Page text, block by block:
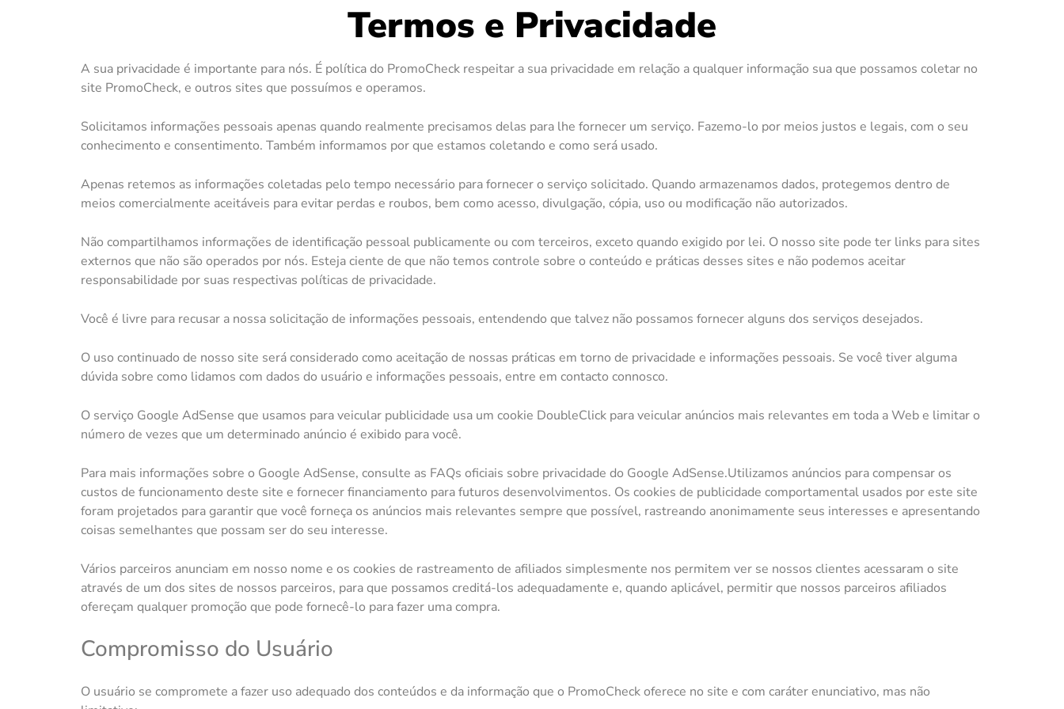
Termos e Privacidade
A sua privacidade é importante para nós. É política do PromoCheck respeitar a sua privacidade em relação a qualquer informação sua que possamos coletar no
site PromoCheck, e outros sites que possuímos e operamos.
Solicitamos informações pessoais apenas quando realmente precisamos delas para lhe fornecer um serviço. Fazemo-lo por meios justos e legais, com o seu
conhecimento e consentimento. Também informamos por que estamos coletando e como será usado.
Apenas retemos as informações coletadas pelo tempo necessário para fornecer o serviço solicitado. Quando armazenamos dados, protegemos dentro de
meios comercialmente aceitáveis ​​para evitar perdas e roubos, bem como acesso, divulgação, cópia, uso ou modificação não autorizados.
Não compartilhamos informações de identificação pessoal publicamente ou com terceiros, exceto quando exigido por lei. O nosso site pode ter links para sites
externos que não são operados por nós. Esteja ciente de que não temos controle sobre o conteúdo e práticas desses sites e não podemos aceitar
responsabilidade por suas respectivas políticas de privacidade.
Você é livre para recusar a nossa solicitação de informações pessoais, entendendo que talvez não possamos fornecer alguns dos serviços desejados.
O uso continuado de nosso site será considerado como aceitação de nossas práticas em torno de privacidade e informações pessoais. Se você tiver alguma
dúvida sobre como lidamos com dados do usuário e informações pessoais, entre em contacto connosco.
O serviço Google AdSense que usamos para veicular publicidade usa um cookie DoubleClick para veicular anúncios mais relevantes em toda a Web e limitar o
número de vezes que um determinado anúncio é exibido para você.
Para mais informações sobre o Google AdSense, consulte as FAQs oficiais sobre privacidade do Google AdSense.Utilizamos anúncios para compensar os
custos de funcionamento deste site e fornecer financiamento para futuros desenvolvimentos. Os cookies de publicidade comportamental usados ​​por este site
foram projetados para garantir que você forneça os anúncios mais relevantes sempre que possível, rastreando anonimamente seus interesses e apresentando
coisas semelhantes que possam ser do seu interesse.
Vários parceiros anunciam em nosso nome e os cookies de rastreamento de afiliados simplesmente nos permitem ver se nossos clientes acessaram o site
através de um dos sites de nossos parceiros, para que possamos creditá-los adequadamente e, quando aplicável, permitir que nossos parceiros afiliados
ofereçam qualquer promoção que pode fornecê-lo para fazer uma compra.
Compromisso do Usuário
O usuário se compromete a fazer uso adequado dos conteúdos e da informação que o PromoCheck oferece no site e com caráter enunciativo, mas não